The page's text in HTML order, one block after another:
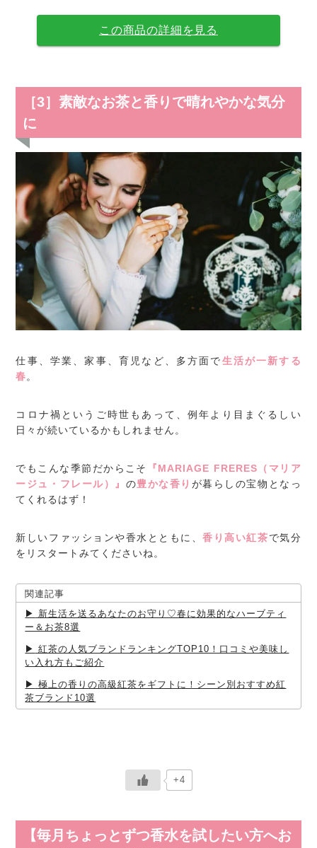
この商品の詳細を見る
［3］素敵なお茶と香りで晴れやかな気分
に
仕事、学業、家事、育児など、多方面で生活が一新する
春。
コロナ禍というご時世もあって、例年より目まぐるしい
日々が続いているかもしれません。
でもこんな季節だからこそ
『MARIAGE FRERES（マリア
ージュ・フレール）』 の豊かな香り が暮らしの宝物となっ
てくれるはず！
新しいファッションや香水とともに、香り高い紅茶で気分
をリスタートみてくださいね。
関連記事
新生活を送るあなたのお守り♡春に効果的なハーブティ
ー＆お茶8選
紅茶の人気ブランドランキングTOP10！口コミや美味し
い入れ方もご紹介
極上の香りの高級紅茶をギフトに！シーン別おすすめ紅
茶ブランド10選
+4
【毎月ちょっとずつ香水を試したい方へお